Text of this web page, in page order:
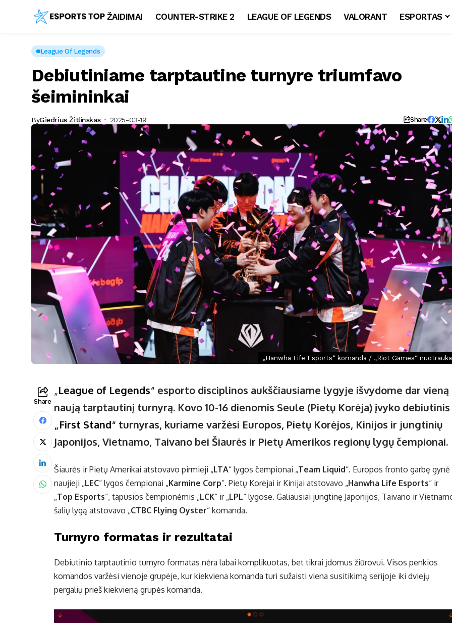
ŽAIDIMAI COUNTER-STRIKE 2 LEAGUE OF LEGENDS VALORANT ESPORTAS
League Of Legends
Debiutiniame tarptautine turnyre triumfavo
šeimininkai
ByGiedrius Žitlinskas 2025-03-19 Share
„Hanwha Life Esports“ komanda / „Riot Games“ nuotrauka
Share
„League of Legends“ esporto disciplinos aukščiausiame lygyje išvydome dar vieną
naują tarptautinį turnyrą. Kovo 10-16 dienomis Seule (Pietų Korėja) įvyko debiutinis
„First Stand“ turnyras, kuriame varžėsi Europos, Pietų Korėjos, Kinijos ir jungtinių
Japonijos, Vietnamo, Taivano bei Šiaurės ir Pietų Amerikos regionų lygų čempionai.
Šiaurės ir Pietų Amerikai atstovavo pirmieji „LTA“ lygos čempionai „Team Liquid“. Europos fronto garbę gynė
naujieji „LEC“ lygos čempionai „Karmine Corp“. Pietų Korėjai ir Kinijai atstovavo „Hanwha Life Esports“ ir
„Top Esports“, tapusios čempionėmis „LCK“ ir „LPL“ lygose. Galiausiai jungtinę Japonijos, Taivano ir
šalių lygą atstovavo „CTBC Flying Oyster“ komanda.
Turnyro formatas ir rezultatai
Debiutinio tarptautinio turnyro formatas nėra labai komplikuotas, bet tikrai įdomus žiūrovui. Visos penkios
komandos varžėsi vienoje grupėje, kur kiekviena komanda turi sužaisti viena susitikimą serijoje iki dviejų
pergalių prieš kiekvieną grupės komanda.